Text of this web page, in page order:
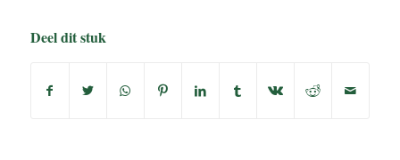
Deel dit stuk